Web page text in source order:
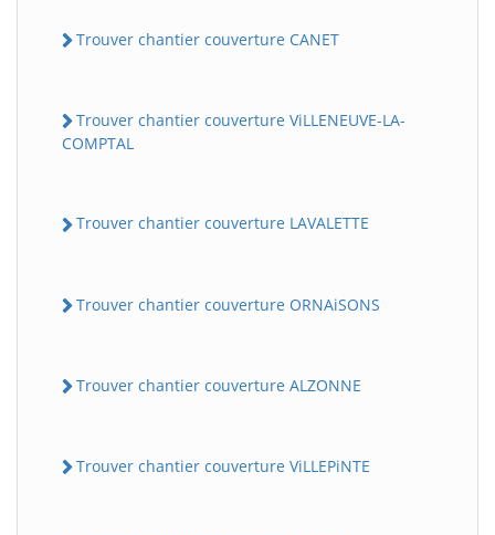
Trouver chantier couverture CANET
Trouver chantier couverture ViLLENEUVE-LA-
COMPTAL
Trouver chantier couverture LAVALETTE
Trouver chantier couverture ORNAiSONS
Trouver chantier couverture ALZONNE
Trouver chantier couverture ViLLEPiNTE